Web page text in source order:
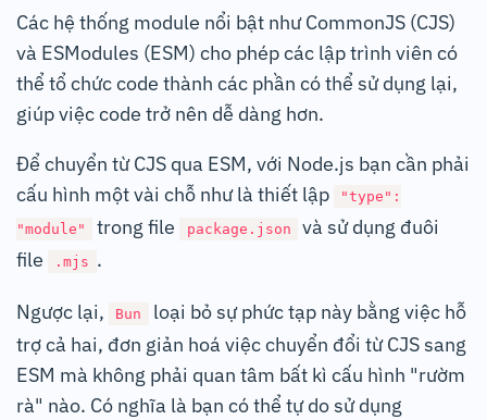
Các hệ thống module nổi bật như CommonJS (CJS)
và ESModules (ESM) cho phép các lập trình viên có
thể tổ chức code thành các phần có thể sử dụng lại,
giúp việc code trở nên dễ dàng hơn.
Để chuyển từ CJS qua ESM, với Node.js bạn cần phải
cấu hình một vài chỗ như là thiết lập
"type":
"module"
trong file package.json
và sử dụng đuôi
file
.mjs .
Ngược lại, Bun
loại bỏ sự phức tạp này bằng việc hỗ
trợ cả hai, đơn giản hoá việc chuyển đổi từ CJS sang
ESM mà không phải quan tâm bất kì cấu hình "rườm
rà" nào. Có nghĩa là bạn có thể tự do sử dụng